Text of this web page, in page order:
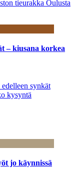
tieurakka Oulusta
– kiusana korkea
synkät
kysyntä
jo käynnissä